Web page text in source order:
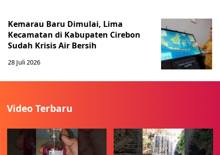
Kemarau Baru Dimulai, Lima
Kecamatan di Kabupaten Cirebon
Sudah Krisis Air Bersih
28 Juli 2026
Video Terbaru